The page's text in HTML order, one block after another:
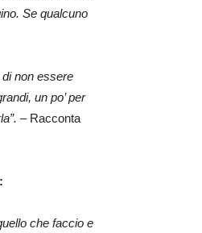
Se qualcuno
non essere
un po’ per
– Racconta
che faccio e